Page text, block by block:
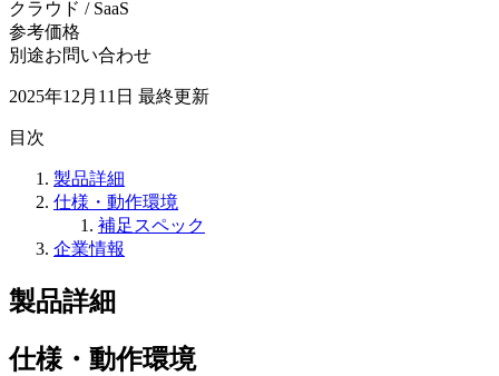
クラウド / SaaS
参考価格
別途お問い合わせ
2025年12月11日 最終更新
目次
製品詳細
仕様・動作環境
補足スペック
企業情報
製品詳細
仕様・動作環境